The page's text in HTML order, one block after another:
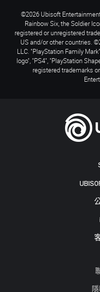
©2026 Ubisoft
Rainbow Six, the Soldier
registered or unregistered
US and/or other countries.
LLC. "PlayStation Family
logo", "PS4", "PlayStation
registered trademarks